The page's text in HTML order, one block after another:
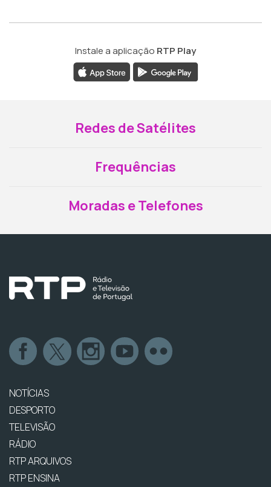
Instale a aplicação RTP Play
Redes de Satélites
Frequências
Moradas e Telefones
NOTÍCIAS
DESPORTO
TELEVISÃO
RÁDIO
RTP ARQUIVOS
RTP ENSINA